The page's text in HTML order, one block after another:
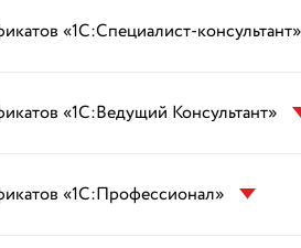
«1С:Специалист-консультант»
«1С:Ведущий Консультант»
«1С:Профессионал»